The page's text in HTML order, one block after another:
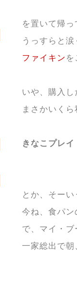
を置いて帰
うっすらと
ファイキン
いや、購入
まさかいく
きなこプレイ
とか、そー
今ね、食パ
で、マイ・
一家総出で